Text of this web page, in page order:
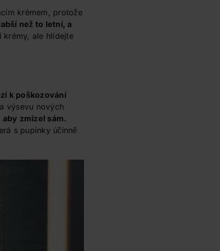
krémem, protože
než to letní, a
krémy, ale hlídejte
k poškozování
výsevu nových
zmizel sám.
s pupínky účinně